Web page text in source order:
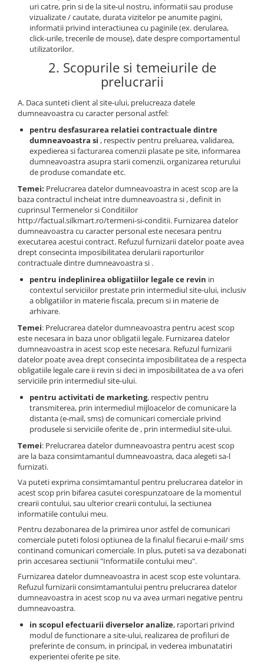
Plafoniere
Profile luminoase
Suspensii
Veioze
Panouri LED
Incastrabil
Spoturi incastrabile
Accesorii
Decorative
Iluminare decorativă
Iluminare generală
Smart
Spoturi pentru mobilier
Verticale (de perete)
uri catre, prin si de la site-ul nostru, informatii sau produse
vizualizate / cautate, durata vizitelor pe anumite pagini,
informatii privind interactiunea cu paginile (ex. derularea,
click-urile, trecerile de mouse), date despre comportamentul
utilizatorilor.
2. Scopurile si temeiurile de
prelucrarii
A. Daca sunteti client al site-ului, prelucreaza datele
dumneavoastra cu caracter personal astfel:
pentru desfasurarea relatiei contractuale dintre
dumneavoastra si , respectiv pentru preluarea, validarea,
expedierea si facturarea comenzii plasate pe site, informarea
dumneavoastra asupra starii comenzii, organizarea returului
de produse comandate etc.
Temei: Prelucrarea datelor dumneavoastra in acest scop are la
baza contractul incheiat intre dumneavoastra si , definit in
cuprinsul Termenelor si Conditiilor
http://factual.silkmart.ro/termeni-si-conditii. Furnizarea datelor
dumneavoastra cu caracter personal este necesara pentru
executarea acestui contract. Refuzul furnizarii datelor poate avea
drept consecinta imposibilitatea derularii raporturilor
contractuale dintre dumneavoastra si .
pentru indeplinirea obligatiilor legale ce revin in
contextul serviciilor prestate prin intermediul site-ului, inclusiv
a obligatiilor in materie fiscala, precum si in materie de
arhivare.
Temei: Prelucrarea datelor dumneavoastra pentru acest scop
este necesara in baza unor obligatii legale. Furnizarea datelor
dumneavoastra in acest scop este necesara. Refuzul furnizarii
datelor poate avea drept consecinta imposibilitatea de a respecta
obligatiile legale care ii revin si deci in imposibilitatea de a va oferi
serviciile prin intermediul site-ului.
pentru activitati de marketing, respectiv pentru
transmiterea, prin intermediul mijloacelor de comunicare la
distanta (e-mail, sms) de comunicari comerciale privind
produsele si serviciile oferite de , prin intermediul site-ului.
Temei: Prelucrarea datelor dumneavoastra pentru acest scop
are la baza consimtamantul dumneavoastra, daca alegeti sa-l
furnizati.
Va puteti exprima consimtamantul pentru prelucrarea datelor in
acest scop prin bifarea casutei corespunzatoare de la momentul
crearii contului, sau ulterior crearii contului, la sectiunea
informatiile contului meu.
Pentru dezabonarea de la primirea unor astfel de comunicari
comerciale puteti folosi optiunea de la finalul fiecarui e-mail/ sms
continand comunicari comerciale. In plus, puteti sa va dezabonati
prin accesarea sectiunii "Informatiile contului meu".
Furnizarea datelor dumneavoastra in acest scop este voluntara.
Refuzul furnizarii consimtamantului pentru prelucrarea datelor
dumneavoastra in acest scop nu va avea urmari negative pentru
dumneavoastra.
in scopul efectuarii diverselor analize, raportari privind
modul de functionare a site-ului, realizarea de profiluri de
preferinte de consum, in principal, in vederea imbunatatiri
experientei oferite pe site.